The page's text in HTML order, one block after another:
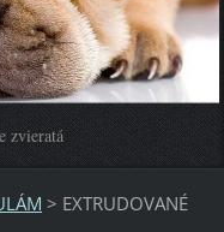
zvieratá
> EXTRUDOVANÉ